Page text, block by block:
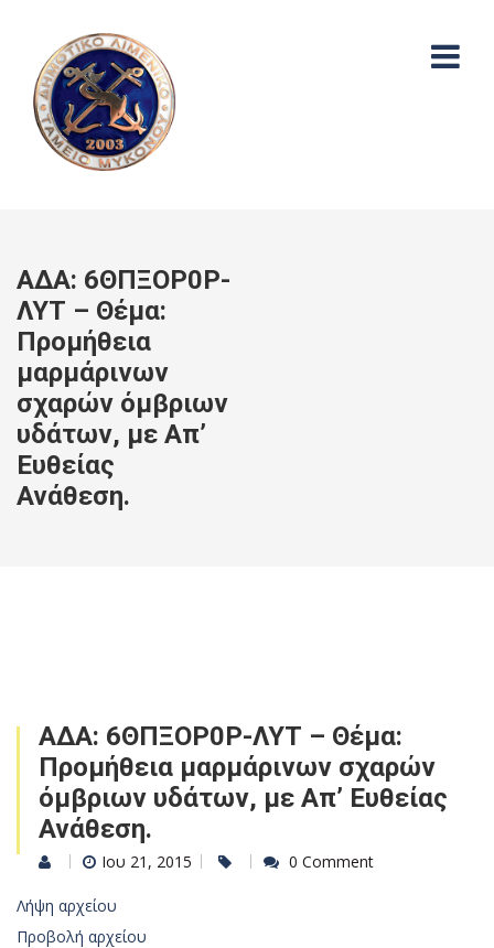
ΑΔΑ: 6ΘΠΞΟΡ0Ρ-
ΛΥΤ – Θέμα:
Προμήθεια
μαρμάρινων
σχαρών όμβριων
υδάτων, με Απ’
Ευθείας
Ανάθεση.
ΑΔΑ: 6ΘΠΞΟΡ0Ρ-ΛΥΤ – Θέμα:
Προμήθεια μαρμάρινων σχαρών
όμβριων υδάτων, με Απ’ Ευθείας
Ανάθεση.
Ιου 21, 2015 0 Comment
Λήψη αρχείου
Προβολή αρχείου